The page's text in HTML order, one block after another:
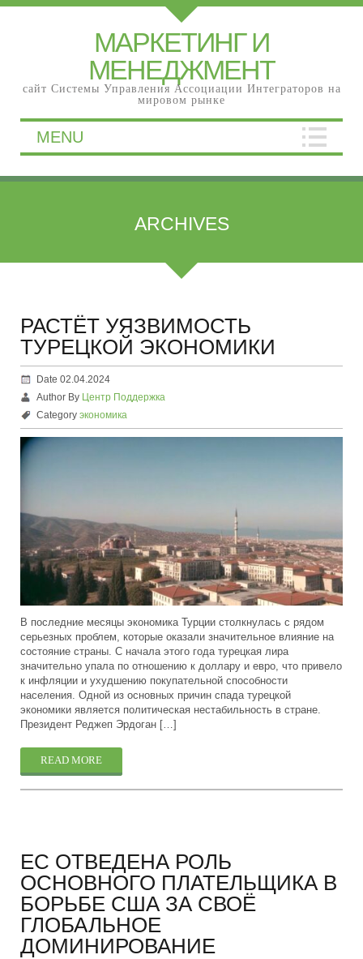
МАРКЕТИНГ И
МЕНЕДЖМЕНТ
сайт Системы Управления Ассоциации Интеграторов на
мировом рынке
MENU
ARCHIVES
РАСТЁТ УЯЗВИМОСТЬ
ТУРЕЦКОЙ ЭКОНОМИКИ
Date 02.04.2024
Author By Центр Поддержка
Category экономика
В последние месяцы экономика Турции столкнулась с рядом
серьезных проблем, которые оказали значительное влияние на
состояние страны. С начала этого года турецкая лира
значительно упала по отношению к доллару и евро, что привело
к инфляции и ухудшению покупательной способности
населения. Одной из основных причин спада турецкой
экономики является политическая нестабильность в стране.
Президент Реджеп Эрдоган […]
READ MORE
ЕС ОТВЕДЕНА РОЛЬ
ОСНОВНОГО ПЛАТЕЛЬЩИКА В
БОРЬБЕ США ЗА СВОЁ
ГЛОБАЛЬНОЕ
ДОМИНИРОВАНИЕ